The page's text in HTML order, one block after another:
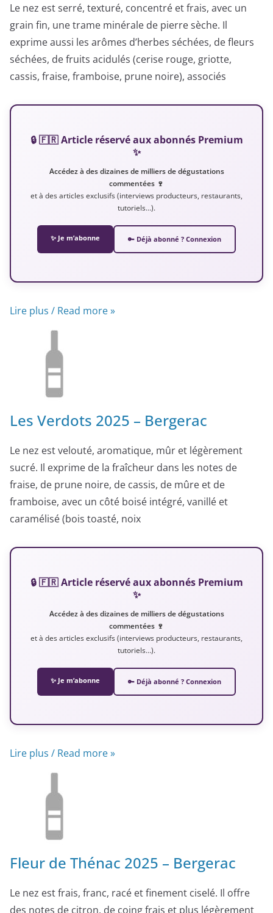
Le nez est serré, texturé, concentré et frais, avec un
grain fin, une trame minérale de pierre sèche. Il
exprime aussi les arômes d’herbes séchées, de fleurs
séchées, de fruits acidulés (cerise rouge, griotte,
cassis, fraise, framboise, prune noire), associés
🔒 🇫🇷 Article réservé aux abonnés Premium
✨
Accédez à des dizaines de milliers de dégustations
commentées 🍷
et à des articles exclusifs (interviews producteurs, restaurants,
tutoriels…).
✨ Je m’abonne 🔑 Déjà abonné ? Connexion
Lire plus / Read more »
Les Verdots 2025 – Bergerac
Le nez est velouté, aromatique, mûr et légèrement
sucré. Il exprime de la fraîcheur dans les notes de
fraise, de prune noire, de cassis, de mûre et de
framboise, avec un côté boisé intégré, vanillé et
caramélisé (bois toasté, noix
🔒 🇫🇷 Article réservé aux abonnés Premium
✨
Accédez à des dizaines de milliers de dégustations
commentées 🍷
et à des articles exclusifs (interviews producteurs, restaurants,
tutoriels…).
✨ Je m’abonne 🔑 Déjà abonné ? Connexion
Lire plus / Read more »
Fleur de Thénac 2025 – Bergerac
Le nez est frais, franc, racé et finement ciselé. Il offre
des notes de citron, de coing frais et plus légèrement